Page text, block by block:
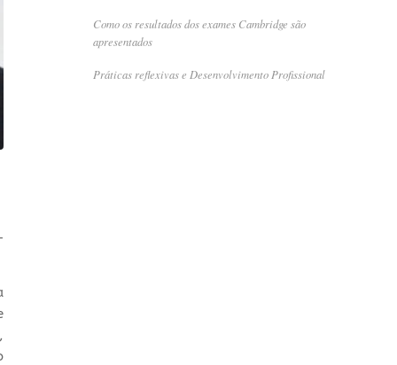
Como os resultados dos exames Cambridge são
apresentados
Práticas reflexivas e Desenvolvimento Profissional